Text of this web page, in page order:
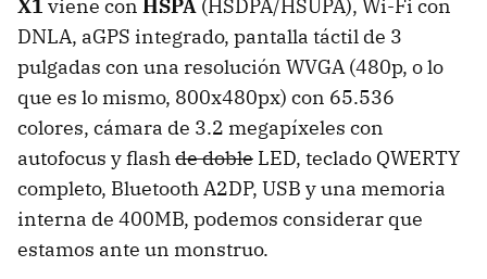
X1 viene con HSPA (HSDPA/HSUPA), Wi-Fi con
DNLA, aGPS integrado, pantalla táctil de 3
pulgadas con una resolución WVGA (480p, o lo
que es lo mismo, 800x480px) con 65.536
colores, cámara de 3.2 megapíxeles con
autofocus y flashde doble LED, teclado QWERTY
completo, Bluetooth A2DP, USB y una memoria
interna de 400MB, podemos considerar que
estamos ante un monstruo.